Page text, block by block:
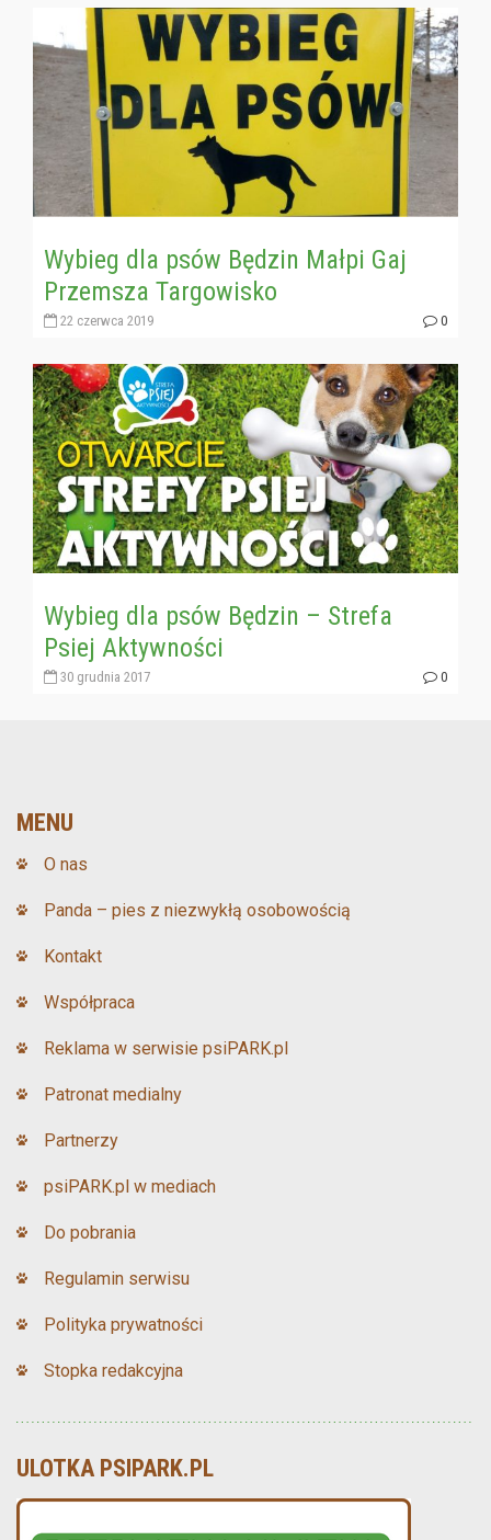
Wybieg dla psów Będzin Małpi Gaj
Przemsza Targowisko
22 czerwca 2019 0
Wybieg dla psów Będzin – Strefa
Psiej Aktywności
30 grudnia 2017 0
MENU
O nas
Panda – pies z niezwykłą osobowością
Kontakt
Współpraca
Reklama w serwisie psiPARK.pl
Patronat medialny
Partnerzy
psiPARK.pl w mediach
Do pobrania
Regulamin serwisu
Polityka prywatności
Stopka redakcyjna
ULOTKA PSIPARK.PL